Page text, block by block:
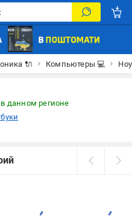
🔌 Компьютеры 💻
данном регионе